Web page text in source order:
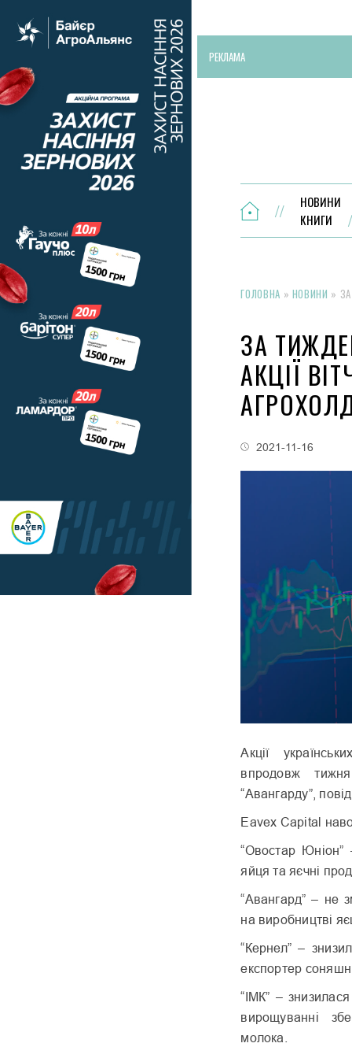
РЕКЛАМА
НОВИНИ
КНИГИ
ГОЛОВНА » НОВИНИ »
ЗА
АКЦІЇ
2021-11-16
Акції
впродовж
“Авангарду”,
Eavex Capital
“Овостар
яйця та яєчні
“Авангард” – не
на виробництві
“Кернел” –
експортер
“ІМК” –
вирощуванні
молока.